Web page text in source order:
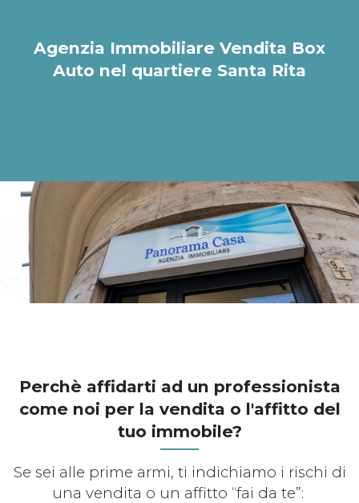
Agenzia Immobiliare Vendita Box
Auto nel quartiere Santa Rita
Perchè affidarti ad un professionista
come noi per la vendita o l'affitto del
tuo immobile?
Se sei alle prime armi, ti indichiamo i rischi di
una vendita o un affitto “fai da te”: